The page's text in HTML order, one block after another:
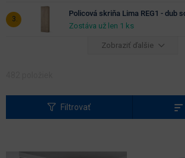
Policová skriňa Lima REG1 - dub
Zostáva už len 1 ks
Zobraziť ďalšie
Filtrovať
krémováorech